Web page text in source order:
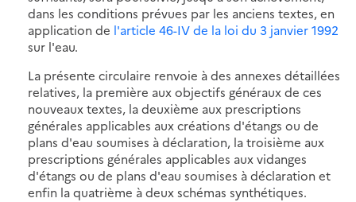
dans les conditions prévues par les anciens textes, en
application de l'article 46-IV de la loi du 3 janvier 1992
sur l'eau.
La présente circulaire renvoie à des annexes détaillées
relatives, la première aux objectifs généraux de ces
nouveaux textes, la deuxième aux prescriptions
générales applicables aux créations d'étangs ou de
plans d'eau soumises à déclaration, la troisième aux
prescriptions générales applicables aux vidanges
d'étangs ou de plans d'eau soumises à déclaration et
enfin la quatrième à deux schémas synthétiques.